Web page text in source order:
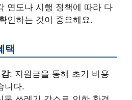
연도나 시행 정책에 따라 다
인하는 것이 중요해요.
택
: 지원금을 통해 초기 비용
니다.